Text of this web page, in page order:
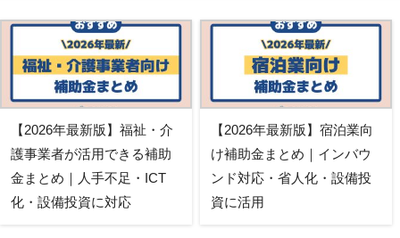
【2026年最新版】福祉・介
護事業者が活用できる補助
金まとめ｜人手不足・ICT
化・設備投資に対応
【2026年最新版】宿泊業向
け補助金まとめ｜インバウ
ンド対応・省人化・設備投
資に活用